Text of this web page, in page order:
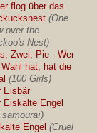
flog über das
(One
over the
Nest)
Zwei, Pie - Wer
Wahl hat, hat die
(100 Girls)
Eisbär
Eiskalte Engel
samouraï)
Engel (Cruel